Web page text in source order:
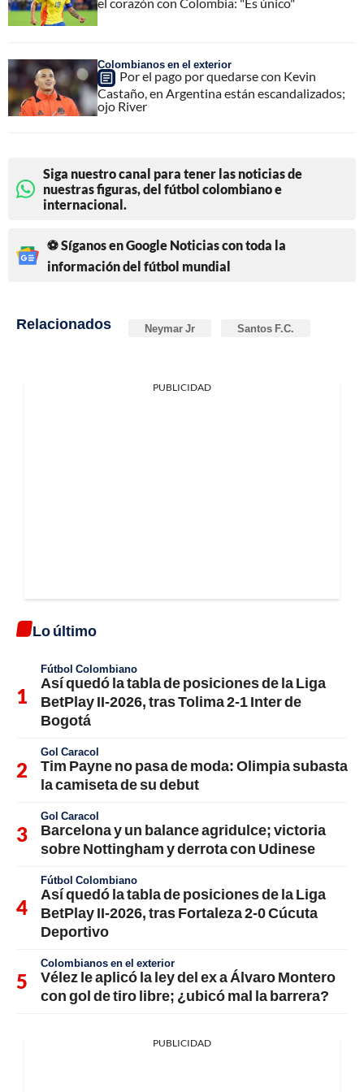
el corazón con Colombia: "Es único"
Colombianos en el exterior
Por el pago por quedarse con Kevin
Castaño, en Argentina están escandalizados;
ojo River
Siga nuestro canal para tener las noticias de
nuestras figuras, del fútbol colombiano e
internacional.
⚽ Síganos en Google Noticias con toda la
información del fútbol mundial
Relacionados Neymar Jr Santos F.C.
PUBLICIDAD
Lo último
Fútbol Colombiano
Así quedó la tabla de posiciones de la Liga
BetPlay II-2026, tras Tolima 2-1 Inter de
Bogotá
Gol Caracol
Tim Payne no pasa de moda: Olimpia subasta
la camiseta de su debut
Gol Caracol
Barcelona y un balance agridulce; victoria
sobre Nottingham y derrota con Udinese
Fútbol Colombiano
Así quedó la tabla de posiciones de la Liga
BetPlay II-2026, tras Fortaleza 2-0 Cúcuta
Deportivo
Colombianos en el exterior
Vélez le aplicó la ley del ex a Álvaro Montero
con gol de tiro libre; ¿ubicó mal la barrera?
PUBLICIDAD